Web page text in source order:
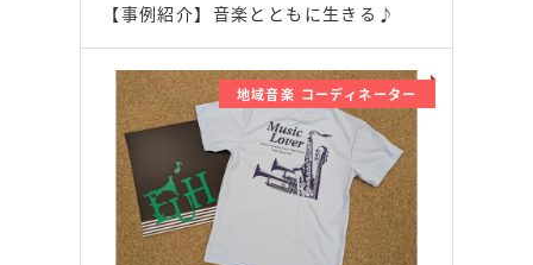
【事例紹介】音楽とともに生きる♪
地域音楽 コーディネーター